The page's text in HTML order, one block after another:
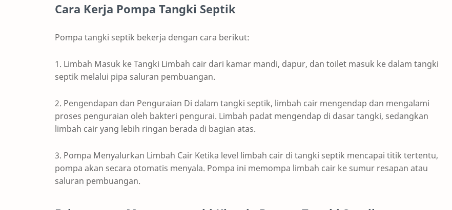
Cara Kerja Pompa Tangki Septik
Pompa tangki septik bekerja dengan cara berikut:
1. Limbah Masuk ke Tangki Limbah cair dari kamar mandi, dapur, dan toilet masuk ke dalam tangki
septik melalui pipa saluran pembuangan.
2. Pengendapan dan Penguraian Di dalam tangki septik, limbah cair mengendap dan mengalami
proses penguraian oleh bakteri pengurai. Limbah padat mengendap di dasar tangki, sedangkan
limbah cair yang lebih ringan berada di bagian atas.
3. Pompa Menyalurkan Limbah Cair Ketika level limbah cair di tangki septik mencapai titik tertentu,
pompa akan secara otomatis menyala. Pompa ini memompa limbah cair ke sumur resapan atau
saluran pembuangan.